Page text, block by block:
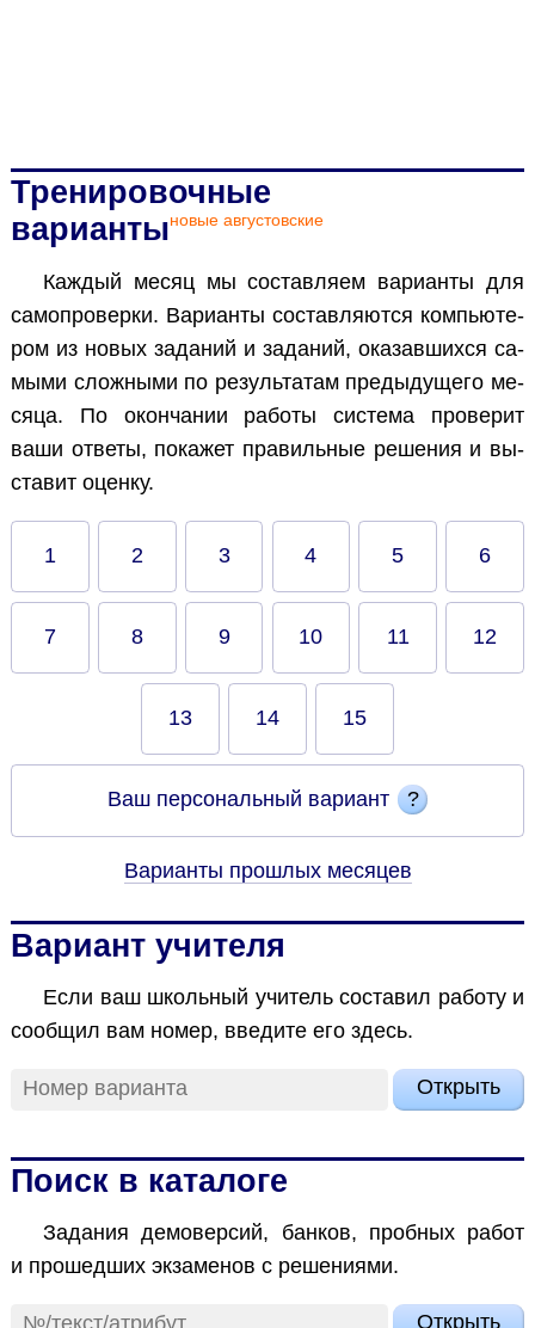
Тренировочные
вариантыновые августовские
Каж­дый ме­сяц мы со­став­ля­ем ва­ри­ан­ты для
са­мо­про­вер­ки. Ва­ри­ан­ты со­став­ля­ют­ся ком­пью­те­
ром из но­вых за­да­ний и за­да­ний, ока­зав­ших­ся са­
мы­ми слож­ны­ми по ре­зуль­та­там преды­ду­ще­го ме­
ся­ца. По окон­ча­нии ра­бо­ты си­сте­ма про­ве­рит
ваши от­ве­ты, по­ка­жет пра­виль­ные ре­ше­ния и вы­
ста­вит оцен­ку.
1 2 3 4 5 6
7 8 9 10 11 12
13 14 15
Ваш персональный вариант ?
Варианты прошлых месяцев
Вариант учителя
Если ваш школь­ный учи­тель со­ста­вил ра­бо­ту и
со­об­щил вам но­мер, вве­ди­те его здесь.
Открыть
Поиск в каталоге
За­да­ния де­мо­вер­сий, бан­ков, проб­ных ра­бот
и про­шед­ших эк­за­ме­нов с ре­ше­ни­я­ми.
Открыть